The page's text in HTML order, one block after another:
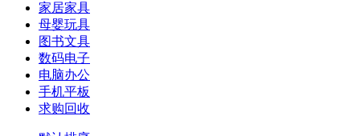
家居家具
母婴玩具
图书文具
数码电子
电脑办公
手机平板
求购回收